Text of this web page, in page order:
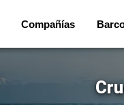
Compañías